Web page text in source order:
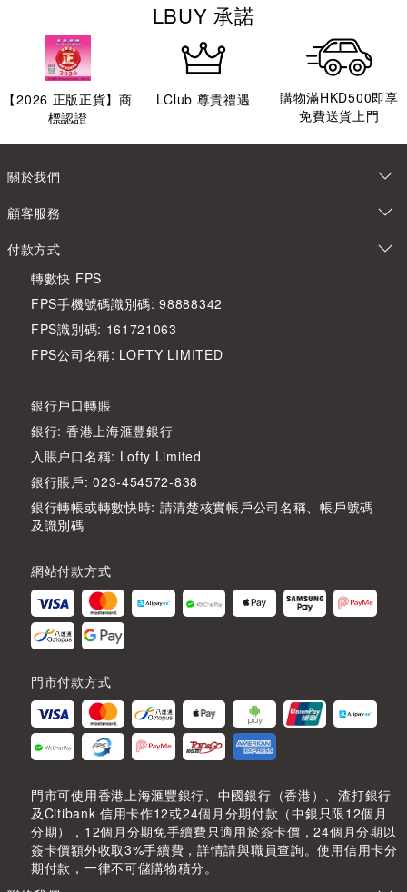
LBUY 承諾
【2026 正版正貨】商
標認證
LClub 尊貴禮遇
購物滿HKD500即享
免費送貨上門
關於我們
顧客服務
付款方式
轉數快 FPS
FPS手機號碼識別碼: 98888342
FPS識別碼: 161721063
FPS公司名稱: LOFTY LIMITED
銀行戶口轉賬
銀行: 香港上海滙豐銀行
入賬户口名稱: Lofty Limited
銀行賬戶: 023-454572-838
銀行轉帳或轉數快時: 請清楚核實帳戶公司名稱、帳戶號碼
及識別碼
網站付款方式
門市付款方式
門市可使用香港上海滙豐銀行、中國銀行（香港）、渣打銀行
及Citibank 信用卡作12或24個月分期付款（中銀只限12個月
分期），12個月分期免手續費只適用於簽卡價，24個月分期以
簽卡價額外收取3%手續費，詳情請與職員查詢。使用信用卡分
期付款，一律不可儲購物積分。